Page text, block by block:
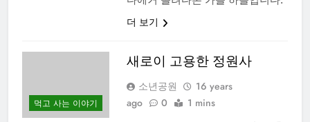
더 보기
먹고 사는 이야기
새로이 고용한 정원사
소년공원
16 years
ago
0 1 mins